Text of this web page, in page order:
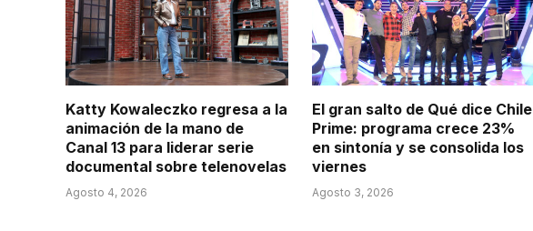
Katty Kowaleczko regresa a la
animación de la mano de
Canal 13 para liderar serie
documental sobre telenovelas
Agosto 4, 2026
El gran salto de Qué dice Chile
Prime: programa crece 23%
en sintonía y se consolida los
viernes
Agosto 3, 2026